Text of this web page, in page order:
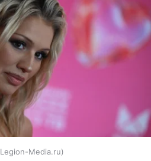
Legion-Media.ru